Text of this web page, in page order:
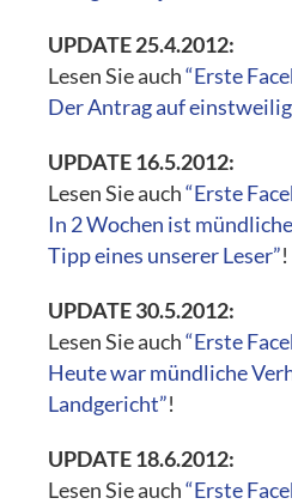
UPDATE 25.4.2012:
Lesen Sie auch“Erste
Der Antrag auf
UPDATE 16.5.2012:
Lesen Sie auch“Erste
In 2 Wochen ist
Tipp eines unserer Leser”!
UPDATE 30.5.2012:
Lesen Sie auch“Erste
Heute war mündliche
Landgericht”!
UPDATE 18.6.2012:
Lesen Sie auch“Erste